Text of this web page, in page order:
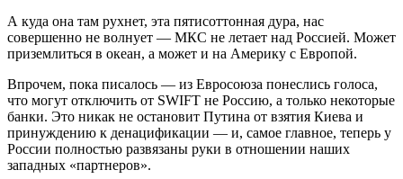
А куда она там рухнет, эта пятисоттонная дура, нас
совершенно не волнует — МКС не летает над Россией. Может
приземлиться в океан, а может и на Америку с Европой.
Впрочем, пока писалось — из Евросоюза понеслись голоса,
что могут отключить от SWIFT не Россию, а только некоторые
банки. Это никак не остановит Путина от взятия Киева и
принуждению к денацификации — и, самое главное, теперь у
России полностью развязаны руки в отношении наших
западных «партнеров».